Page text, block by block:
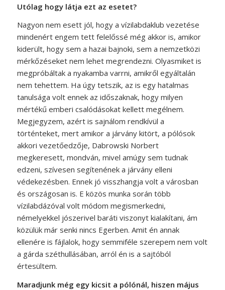
Utólag hogy látja ezt az esetet?
Nagyon nem esett jól, hogy a vízilabdaklub vezetése
mindenért engem tett felelőssé még akkor is, amikor
kiderült, hogy sem a hazai bajnoki, sem a nemzetközi
mérkőzéseket nem lehet megrendezni. Olyasmiket is
megpróbáltak a nyakamba varrni, amikről egyáltalán
nem tehettem. Ha úgy tetszik, az is egy hatalmas
tanulsága volt ennek az időszaknak, hogy milyen
mértékű emberi csalódásokat kellett megélnem.
Megjegyzem, azért is sajnálom rendkívül a
történteket, mert amikor a járvány kitört, a pólósok
akkori vezetőedzője, Dabrowski Norbert
megkeresett, mondván, mivel amúgy sem tudnak
edzeni, szívesen segítenének a járvány elleni
védekezésben. Ennek jó visszhangja volt a városban
és országosan is. E közös munka során több
vízilabdázóval volt módom megismerkedni,
némelyekkel jószerivel baráti viszonyt kialakítani, ám
közülük már senki nincs Egerben. Amit én annak
ellenére is fájlalok, hogy semmiféle szerepem nem volt
a gárda széthullásában, arról én is a sajtóból
értesültem.
Maradjunk még egy kicsit a pólónál, hiszen május